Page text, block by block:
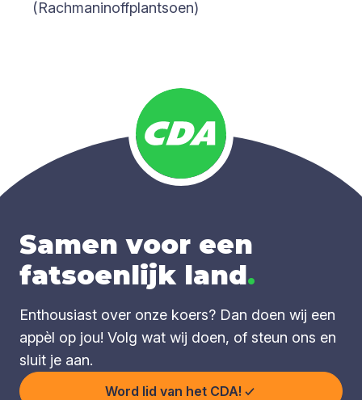
(Rachmaninoffplantsoen)
Samen voor een
fatsoenlijk land.
Enthousiast over onze koers? Dan doen wij een
appèl op jou! Volg wat wij doen, of steun ons en
sluit je aan.
Word lid van het CDA!